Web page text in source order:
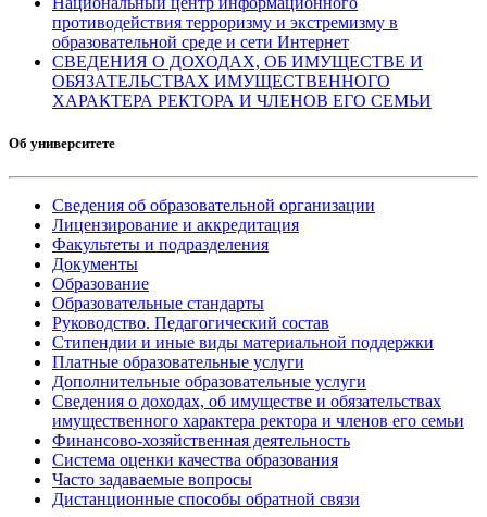
противодействия терроризму и экстремизму в
образовательной среде и сети Интернет
СВЕДЕНИЯ О ДОХОДАХ, ОБ ИМУЩЕСТВЕ И
ОБЯЗАТЕЛЬСТВАХ ИМУЩЕСТВЕННОГО
ХАРАКТЕРА РЕКТОРА И ЧЛЕНОВ ЕГО СЕМЬИ
Об университете
Сведения об образовательной организации
Лицензирование и аккредитация
Факультеты и подразделения
Документы
Образование
Образовательные стандарты
Руководство. Педагогический состав
Стипендии и иные виды материальной поддержки
Платные образовательные услуги
Дополнительные образовательные услуги
Сведения о доходах, об имуществе и обязательствах
имущественного характера ректора и членов его семьи
Финансово-хозяйственная деятельность
Система оценки качества образования
Часто задаваемые вопросы
Дистанционные способы обратной связи